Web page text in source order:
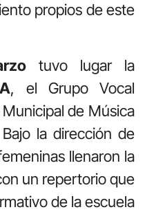
propios de este
tuvo lugar la
, el Grupo Vocal
de Música
la dirección de
llenaron la
un repertorio que
de la escuela